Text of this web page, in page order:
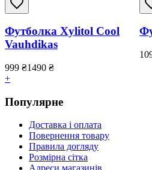
Футболка Xylitol Cool
Vauhdikas
999 ₴1490 ₴
+
Популярне
Доставка і оплата
Повернення товару
Правила догляду
Розмірна сітка